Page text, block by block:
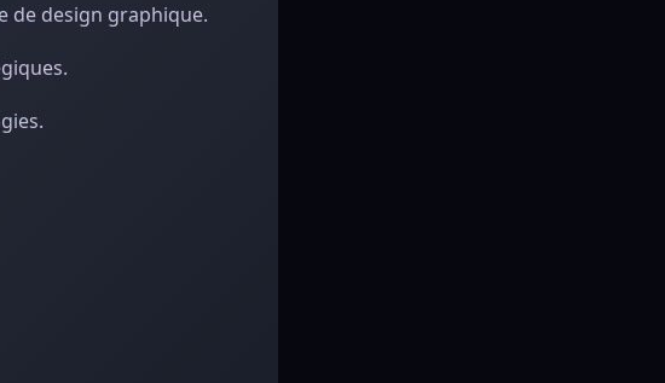
de design graphique.